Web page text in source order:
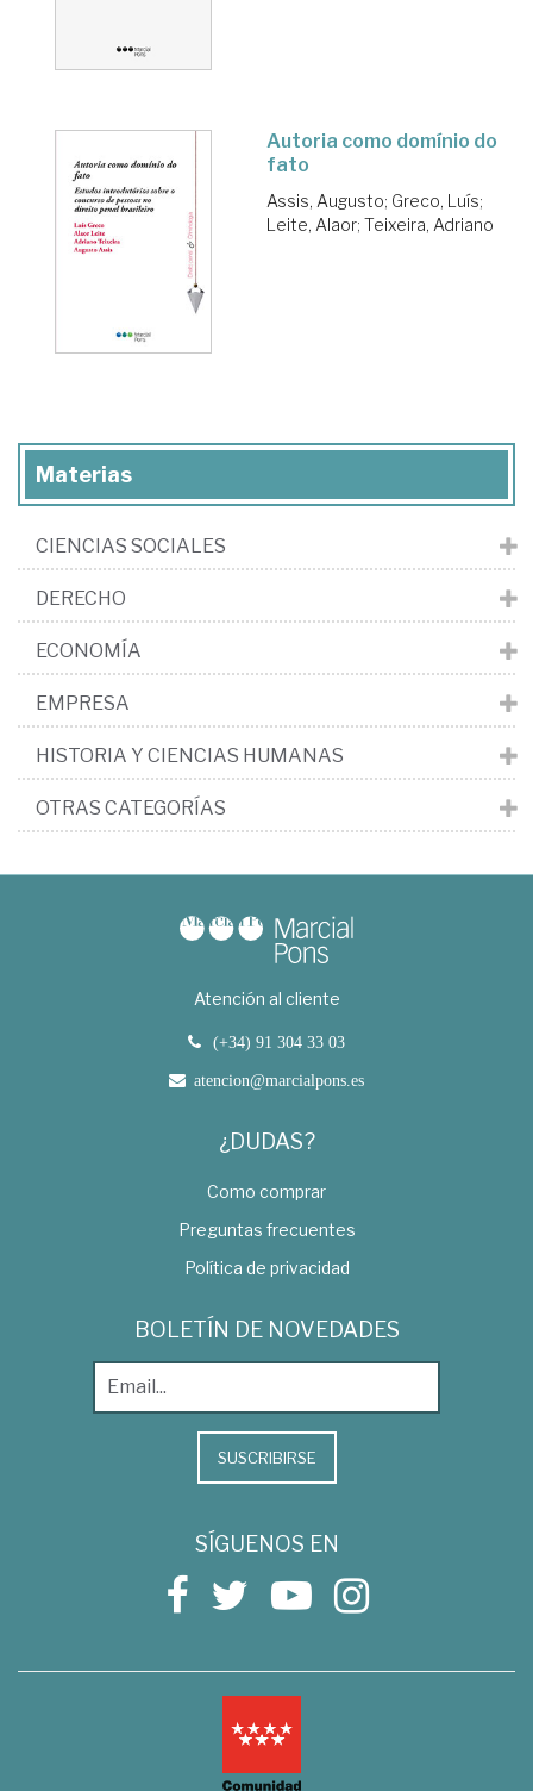
Autoria como domínio do
fato
Assis, Augusto; Greco, Luís;
Leite, Alaor; Teixeira, Adriano
Materias
CIENCIAS SOCIALES
DERECHO
ECONOMÍA
EMPRESA
HISTORIA Y CIENCIAS HUMANAS
OTRAS CATEGORÍAS
Atención al cliente
(+34) 91 304 33 03
atencion@marcialpons.es
¿DUDAS?
Como comprar
Preguntas frecuentes
Política de privacidad
BOLETÍN DE NOVEDADES
SUSCRIBIRSE
SÍGUENOS EN